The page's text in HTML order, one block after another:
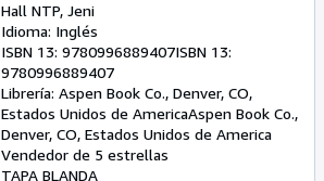
Hall NTP, Jeni
Idioma: Inglés
ISBN 13: 9780996889407ISBN 13:
9780996889407
Librería: Aspen Book Co., Denver, CO,
Estados Unidos de AmericaAspen Book Co.,
Denver, CO, Estados Unidos de America
Vendedor de 5 estrellas
TAPA BLANDA